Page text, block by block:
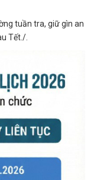
tuần tra, giữ gìn an
Tết./.